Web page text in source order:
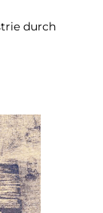
durch